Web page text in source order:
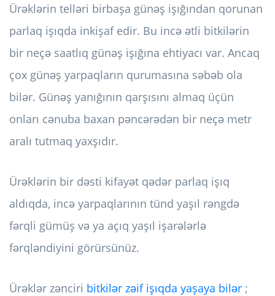
Ürəklərin telləri birbaşa günəş işığından qorunan
parlaq işıqda inkişaf edir. Bu incə ətli bitkilərin
bir neçə saatlıq günəş işığına ehtiyacı var. Ancaq
çox günəş yarpaqların qurumasına səbəb ola
bilər. Günəş yanığının qarşısını almaq üçün
onları cənuba baxan pəncərədən bir neçə metr
aralı tutmaq yaxşıdır.
Ürəklərin bir dəsti kifayət qədər parlaq işıq
aldıqda, incə yarpaqlarının tünd yaşıl rəngdə
fərqli gümüş və ya açıq yaşıl işarələrlə
fərqləndiyini görürsünüz.
Ürəklər zənciri bitkilər zəif işıqda yaşaya bilər ;